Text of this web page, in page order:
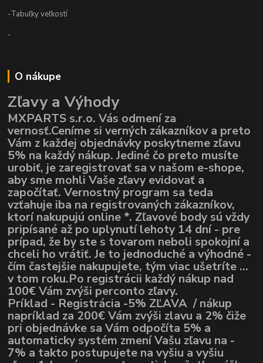
-Tabuľky veľkostí
-
O nákupe
Zľavy a Výhody
MXPARTS s.r.o. Vás odmení za
vernosť.Ceníme si verných zákazníkov a preto
Vám z každej objednávky poskytneme zľavu
5% na každý nákup. Jediné čo preto musíte
urobiť, je zaregistrovať sa v našom e-shope,
aby sme mohli Vaše zľavy evidovať a
započítať. Vernostný program sa teda
vzťahuje iba na registrovaných zákazníkov,
ktorí nakupujú online *. Zľavové body sú vždy
pripísané až po uplynutí lehoty 14 dní - pre
prípad, že by ste s tovarom neboli spokojní a
chceli ho vrátiť. Je to jednoduché a výhodné -
čím častejšie nakupujete, tým viac ušetríte ...
v tom roku.Po registrácii každý nákup nad
100€ Vám zvýši perconto zľavy.
Príklad - Registrácia -5% ZĽAVA / nákup
napríklad za 200€ Vám zvýši zlavu a 2% čiže
pri objednávke sa Vám odpočíta 5% a
automaticky systém zmení Vašu zľavu na -
7% a takto postupujete na vyšiu a vyšiu